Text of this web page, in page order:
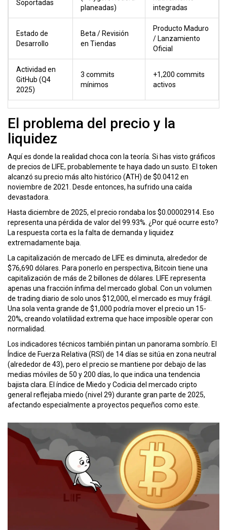
Soportadas
planeadas)
integradas
Estado de
Desarrollo
Beta / Revisión
en Tiendas
Producto Maduro
/ Lanzamiento
Oficial
Actividad en
GitHub (Q4
2025)
3 commits
mínimos
+1,200 commits
activos
El problema del precio y la
liquidez
Aquí es donde la realidad choca con la teoría. Si has visto gráficos
de precios de LIFE, probablemente te haya dado un susto. El token
alcanzó su precio más alto histórico (ATH) de $0.0412 en
noviembre de 2021. Desde entonces, ha sufrido una caída
devastadora.
Hasta diciembre de 2025, el precio rondaba los $0.00002914. Eso
representa una pérdida de valor del 99.93%. ¿Por qué ocurre esto?
La respuesta corta es la falta de demanda y liquidez
extremadamente baja.
La capitalización de mercado de LIFE es diminuta, alrededor de
$76,690 dólares. Para ponerlo en perspectiva, Bitcoin tiene una
capitalización de más de 2 billones de dólares. LIFE representa
apenas una fracción ínfima del mercado global. Con un volumen
de trading diario de solo unos $12,000, el mercado es muy frágil.
Una sola venta grande de $1,000 podría mover el precio un 15-
20%, creando volatilidad extrema que hace imposible operar con
normalidad.
Los indicadores técnicos también pintan un panorama sombrío. El
Índice de Fuerza Relativa (RSI) de 14 días se sitúa en zona neutral
(alrededor de 43), pero el precio se mantiene por debajo de las
medias móviles de 50 y 200 días, lo que indica una tendencia
bajista clara. El índice de Miedo y Codicia del mercado cripto
general reflejaba miedo (nivel 29) durante gran parte de 2025,
afectando especialmente a proyectos pequeños como este.